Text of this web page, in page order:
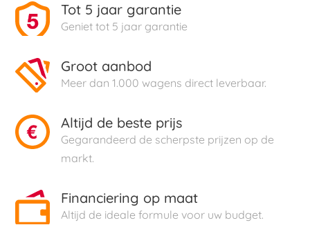
Tot 5 jaar garantie
Geniet tot 5 jaar garantie
Groot aanbod
Meer dan 1.000 wagens direct leverbaar.
Altijd de beste prijs
Gegarandeerd de scherpste prijzen op de
markt.
Financiering op maat
Altijd de ideale formule voor uw budget.